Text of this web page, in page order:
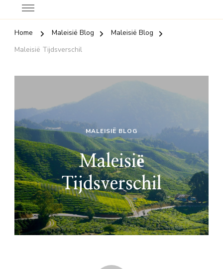
Home Maleisië Blog
Maleisië Blog
Maleisië Tijdsverschil
MALEISIË BLOG
Maleisië
Tijdsverschil